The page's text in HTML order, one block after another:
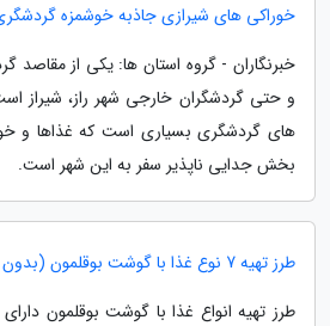
خوراکی های شیرازی جاذبه خوشمزه گردشگری،
خبرنگاران - گروه استان ها: یکی از مقاصد
و حتی گردشگران خارجی شهر راز، شیراز
های گردشگری بسیاری است که غذاها و
بخش جدایی ناپذیر سفر به این شهر است.
طرز تهیه 7 نوع غذا با گوشت بوقلمون (بدون بو و بسیار لذیذ)
طرز تهیه انواع غذا با گوشت بوقلمون